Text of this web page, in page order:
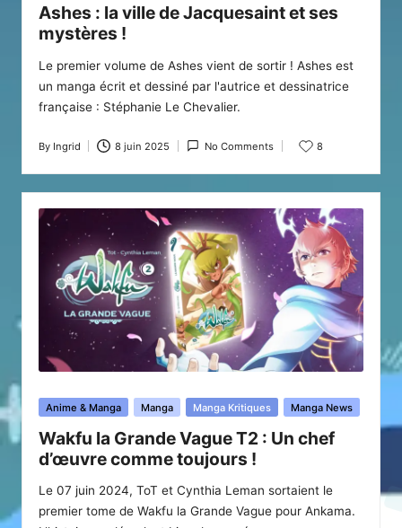
Ashes : la ville de Jacquesaint et ses
mystères !
Le premier volume de Ashes vient de sortir ! Ashes est
un manga écrit et dessiné par l'autrice et dessinatrice
française : Stéphanie Le Chevalier.
Posted
by
By Ingrid 8 juin 2025 No Comments 8
Posted
Anime & Manga Manga Manga Kritiques Manga News
Wakfu la Grande Vague T2 : Un chef
d’œuvre comme toujours !
Le 07 juin 2024, ToT et Cynthia Leman sortaient le
premier tome de Wakfu la Grande Vague pour Ankama.